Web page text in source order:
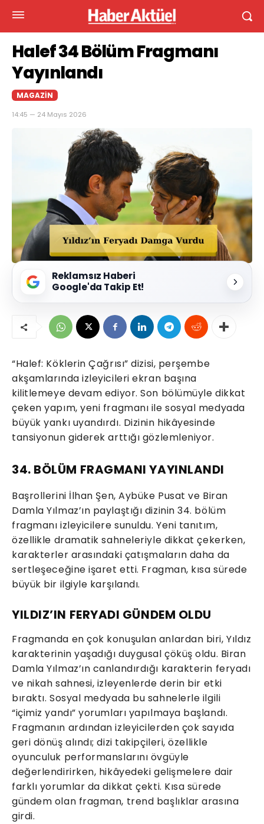
Halef 34 Bölüm Fragmanı
Yayınlandı
MAGAZIN
14:45 — 24 Mayıs 2026
Reklamsız Haberi
Google'da Takip Et!
“Halef: Köklerin Çağrısı” dizisi, perşembe
akşamlarında izleyicileri ekran başına
kilitlemeye devam ediyor. Son bölümüyle dikkat
çeken yapım, yeni fragmanı ile sosyal medyada
büyük yankı uyandırdı. Dizinin hikâyesinde
tansiyonun giderek arttığı gözlemleniyor.
34. BÖLÜM FRAGMANI YAYINLANDI
Başrollerini İlhan Şen, Aybüke Pusat ve Biran
Damla Yılmaz’ın paylaştığı dizinin 34. bölüm
fragmanı izleyicilere sunuldu. Yeni tanıtım,
özellikle dramatik sahneleriyle dikkat çekerken,
karakterler arasındaki çatışmaların daha da
sertleşeceğine işaret etti. Fragman, kısa sürede
büyük bir ilgiyle karşılandı.
YILDIZ’IN FERYADI GÜNDEM OLDU
Fragmanda en çok konuşulan anlardan biri, Yıldız
karakterinin yaşadığı duygusal çöküş oldu. Biran
Damla Yılmaz’ın canlandırdığı karakterin feryadı
ve nikah sahnesi, izleyenlerde derin bir etki
bıraktı. Sosyal medyada bu sahnelerle ilgili
“içimiz yandı” yorumları yapılmaya başlandı.
Fragmanın ardından izleyicilerden çok sayıda
geri dönüş alındı; dizi takipçileri, özellikle
oyunculuk performanslarını övgüyle
değerlendirirken, hikâyedeki gelişmelere dair
farklı yorumlar da dikkat çekti. Kısa sürede
gündem olan fragman, trend başlıklar arasına
girdi.